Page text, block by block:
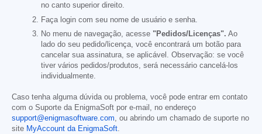
no canto superior direito.
Faça login com seu nome de usuário e senha.
No menu de navegação, acesse "Pedidos/Licenças". Ao
lado do seu pedido/licença, você encontrará um botão para
cancelar sua assinatura, se aplicável. Observação: se você
tiver vários pedidos/produtos, será necessário cancelá-los
individualmente.
Caso tenha alguma dúvida ou problema, você pode entrar em contato
com o Suporte da EnigmaSoft por e-mail, no endereço
support@enigmasoftware.com , ou abrindo um chamado de suporte no
site MyAccount da EnigmaSoft